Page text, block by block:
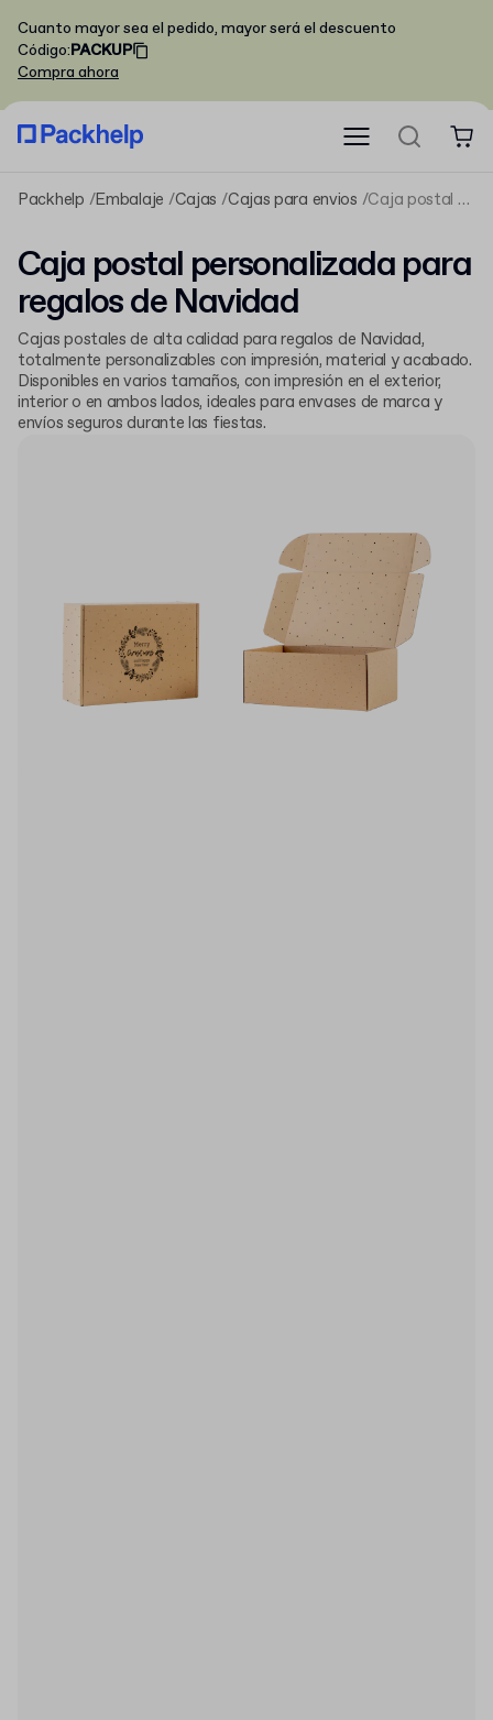
Cuanto mayor sea el pedido, mayor será el descuento
Código:PACKUP
Compra ahora
Packhelp Embalaje Cajas Cajas para envios Caja postal personalizada para regalos de Navidad
Caja postal personalizada para
regalos de Navidad
Cajas postales de alta calidad para regalos de Navidad,
totalmente personalizables con impresión, material y acabado.
Disponibles en varios tamaños, con impresión en el exterior,
interior o en ambos lados, ideales para envases de marca y
envíos seguros durante las fiestas.